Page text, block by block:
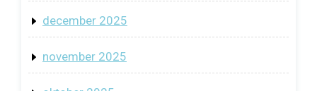
december 2025
november 2025